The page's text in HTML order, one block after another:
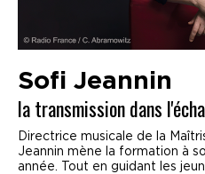
Sofi Jeannin
la transmission dans
Directrice musicale de la
Jeannin mène la formation à
année. Tout en guidant les